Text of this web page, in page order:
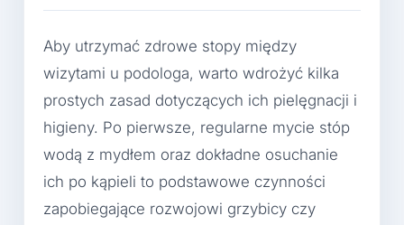
Aby utrzymać zdrowe stopy między
wizytami u podologa, warto wdrożyć kilka
prostych zasad dotyczących ich pielęgnacji i
higieny. Po pierwsze, regularne mycie stóp
wodą z mydłem oraz dokładne osuchanie
ich po kąpieli to podstawowe czynności
zapobiegające rozwojowi grzybicy czy